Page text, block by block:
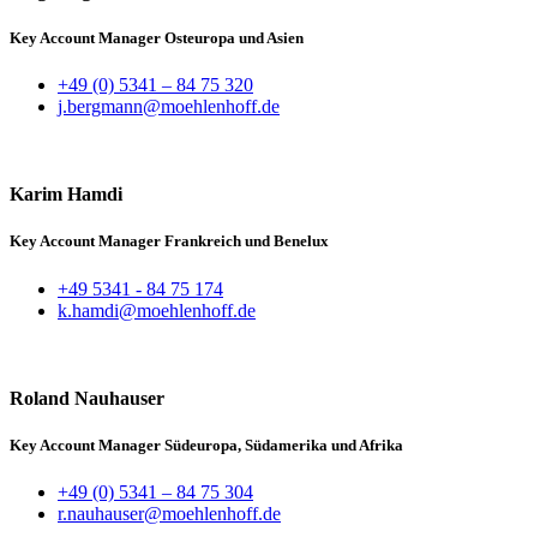
Key Account Manager Osteuropa und Asien
+49 (0) 5341 – 84 75 320
j.bergmann@moehlenhoff.de
Karim Hamdi
Key Account Manager Frankreich und Benelux
+49 5341 - 84 75 174
k.hamdi@moehlenhoff.de
Roland Nauhauser
Key Account Manager Südeuropa, Südamerika und Afrika
+49 (0) 5341 – 84 75 304
r.nauhauser@moehlenhoff.de